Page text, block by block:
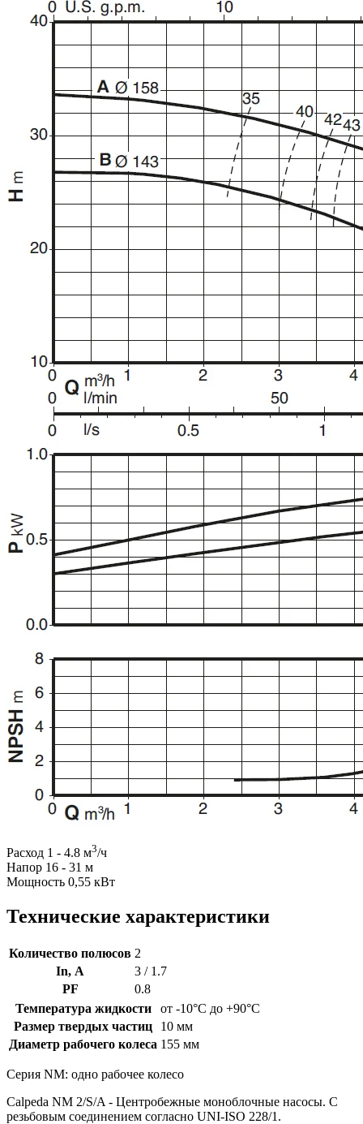
Расход 1 - 4.8 м3/ч
Напор 16 - 31 м
Мощность 0,55 кВт
Технические характеристики
Количество полюсов 2
In, А
3 / 1.7
PF
0.8
Температура жидкости
от -10°C до +90°C
Размер твердых частиц
10 мм
Диаметр рабочего колеса 155 мм
Серия NM: одно рабочее колесо
Calpeda NM 2/S/A - Центробежные моноблочные насосы. С
резьбовым соединением согласно UNI-ISO 228/1.